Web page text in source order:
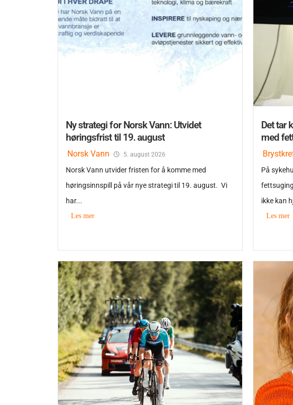
Ny strategi for Norsk Vann: Utvidet
høringsfrist til 19. august
Norsk Vann 5. august 2026
Norsk Vann utvider fristen for å komme med
høringsinnspill på vår nye strategi til 19. august. Vi
har...
Les mer
Det tar
med
På
ikke kan
Les mer